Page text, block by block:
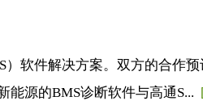
软件解决方案。双方的合作
能源的BMS诊断软件与高通S...